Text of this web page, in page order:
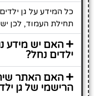
כל המידע על גן
תחילת העמוד, לכן
האם יש מידע
ילדים נחל?
האם האתר
הרישמי של גן